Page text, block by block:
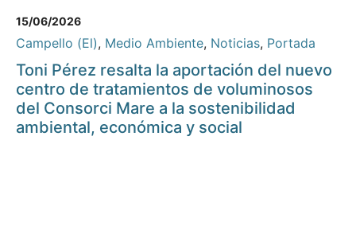
15/06/2026
Campello (El), Medio Ambiente, Noticias, Portada
Toni Pérez resalta la aportación del nuevo
centro de tratamientos de voluminosos
del Consorci Mare a la sostenibilidad
ambiental, económica y social